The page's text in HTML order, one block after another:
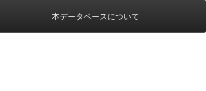
本データベースについて